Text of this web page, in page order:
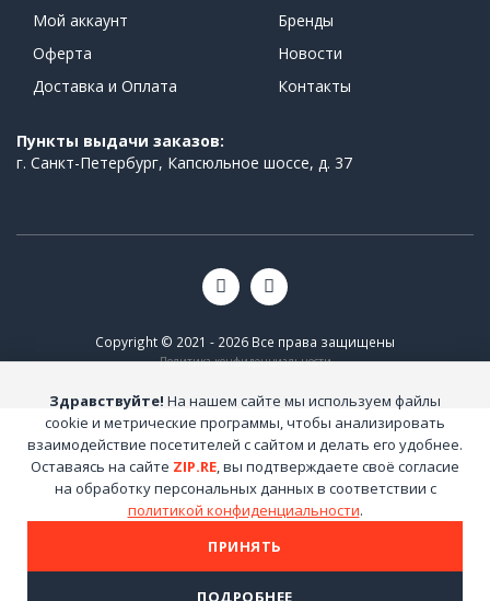
Мой аккаунт
Оферта
Доставка и Оплата
Бренды
Новости
Контакты
Пункты выдачи заказов:
г. Санкт-Петербург, Капсюльное шоссе, д. 37
Copyright © 2021 - 2026 Все права защищены
Политика конфиденциальности
Здравствуйте! На нашем сайте мы используем файлы
cookie и метрические программы, чтобы анализировать
взаимодействие посетителей с сайтом и делать его удобнее.
Оставаясь на сайте ZIP.RE, вы подтверждаете своё согласие
на обработку персональных данных в соответствии с
политикой конфиденциальности.
ПРИНЯТЬ
ПОДРОБНЕЕ